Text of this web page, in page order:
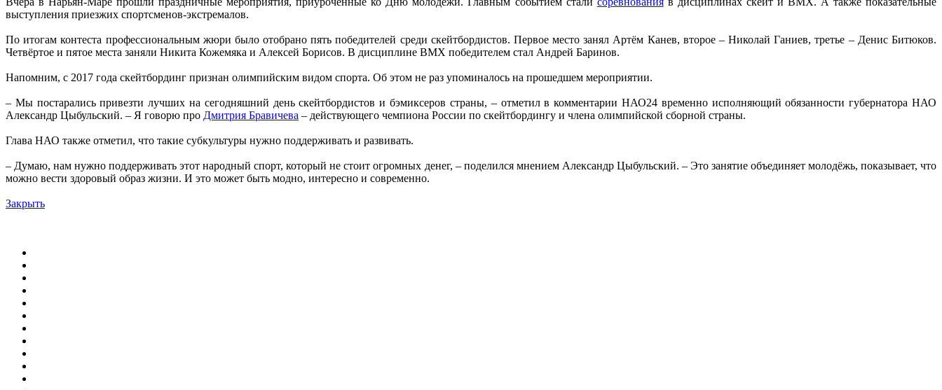
выступления приезжих спортсменов-экстремалов.
По итогам контеста профессиональным жюри было отобрано пять победителей среди скейтбордистов. Первое место занял Артём Канев, второе – Николай Ганиев, третье – Денис Битюков.
Четвёртое и пятое места заняли Никита Кожемяка и Алексей Борисов. В дисциплине BMX победителем стал Андрей Баринов.
Напомним, с 2017 года скейтбординг признан олимпийским видом спорта. Об этом не раз упоминалось на прошедшем мероприятии.
– Мы постарались привезти лучших на сегодняшний день скейтбордистов и бэмиксеров страны, – отметил в комментарии НАО24 временно исполняющий обязанности губернатора НАО
Александр Цыбульский. – Я говорю про Дмитрия Бравичева – действующего чемпиона России по скейтбордингу и члена олимпийской сборной страны.
Глава НАО также отметил, что такие субкультуры нужно поддерживать и развивать.
– Думаю, нам нужно поддерживать этот народный спорт, который не стоит огромных денег, – поделился мнением Александр Цыбульский. – Это занятие объединяет молодёжь, показывает, что
можно вести здоровый образ жизни. И это может быть модно, интересно и современно.
Закрыть